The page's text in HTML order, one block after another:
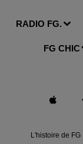
RADIO FG.
FG CHIC
L'histoire de FG